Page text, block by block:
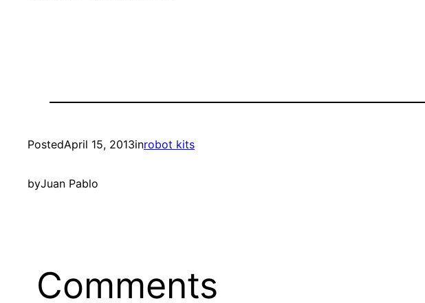
PostedApril 15, 2013inrobot kits
byJuan Pablo
Comments